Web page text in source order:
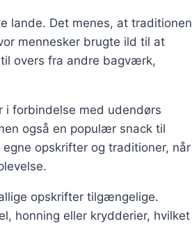
lande. Det menes, at traditionen
mennesker brugte ild til at
overs fra andre bagværk,
forbindelse med udendørs
også en populær snack til
opskrifter og traditioner, når
opskrifter tilgængelige.
honning eller krydderier, hvilket